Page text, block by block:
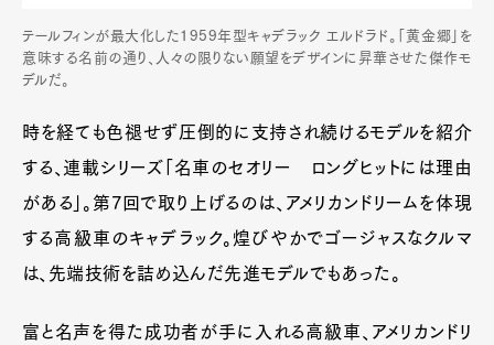
テールフィンが最大化した1959年型キャデラック エルドラド。「黄金郷」を
意味する名前の通り、人々の限りない願望をデザインに昇華させた傑作モ
デルだ。
時を経ても色褪せず圧倒的に支持され続けるモデルを紹介
する、連載シリーズ「名車のセオリー ロングヒットには理由
がある」。第7回で取り上げるのは、アメリカンドリームを体現
する高級車のキャデラック。煌びやかでゴージャスなクルマ
は、先端技術を詰め込んだ先進モデルでもあった。
富と名声を得た成功者が手に入れる高級車、アメリカンドリ